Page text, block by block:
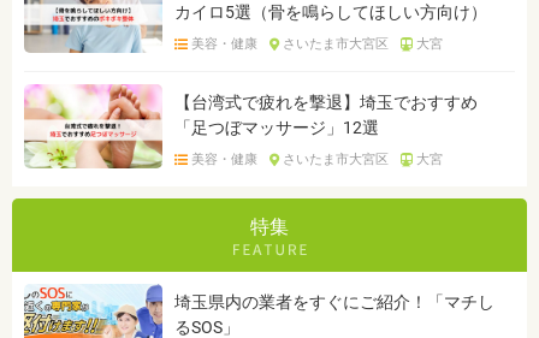
カイロ5選（骨を鳴らしてほしい方向け）
美容・健康 さいたま市大宮区 大宮
【台湾式で疲れを撃退】埼玉でおすすめ
「足つぼマッサージ」12選
美容・健康 さいたま市大宮区 大宮
特集
埼玉県内の業者をすぐにご紹介！「マチし
るSOS」